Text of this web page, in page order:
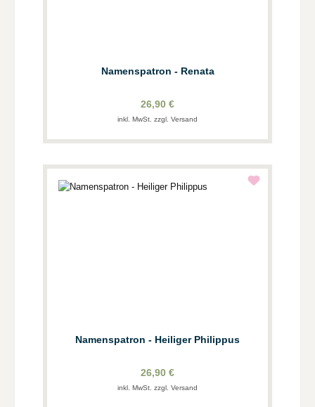
Namenspatron - Renata
26,90 €
inkl. MwSt. zzgl. Versand
Namenspatron - Heiliger Philippus
26,90 €
inkl. MwSt. zzgl. Versand